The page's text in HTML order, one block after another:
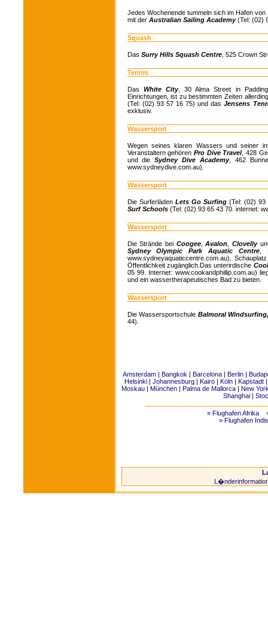
Jedes Wochenende tummeln sich im Hafen
mit der Australian Sailing Academy(Tel: (02)
Squash
Das Surry Hills Squash Centre, 525 Crown
Tennis
Das White City, 30 Alma Street in
Einrichtungen, ist zu bestimmten Zeiten
(Tel: (02) 93 57 16 75) und dasJensens
exklusiv.
Wassersport
Wegen seines klaren Wassers und seiner
Veranstaltern gehören Pro Dive Travel, 428
und dieSydney Dive Academy, 462
www.sydneydive.com.au).
Wassersport
Die Surferläden Lets Go Surfing (Tel: (02) 93
Surf Schools (Tel: (02) 93 65 43 70. internet:
Wassersport
Die Strände bei Coogee,Avalon ,Clovelly
Sydney Olympic Park Aquatic Centre ,
www.sydneyaquaticcentre.com.au),
Öffentlichkeit zugänglich.Das unterirdische
05 99. Internet: www.cookandphillip.com.au)
und ein wassertherapeutisches Bad zu bieten.
Wassersport
Die Wassersportschule Balmoral
44).
Amsterdam| Bangkok | Barcelona| Berlin|
Helsinki | Johannesburg | Kairo | Köln | Kapstadt
Moskau| München| Palma de Mallorca| New
Shanghai|
» Flughafen Afrika
» Flughafen